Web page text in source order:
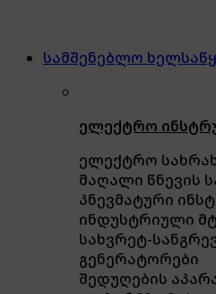
სამშენებლო
ელექტრო
ელექტრო
მაღალი წნევის
პნევმატური
ინდუსტრიული
სახვრეტ-
გენერატორები
შედუღების